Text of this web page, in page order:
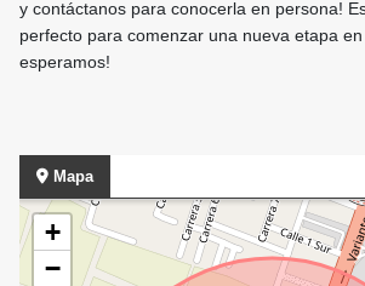
y contáctanos para conocerla en persona!
perfecto para comenzar una nueva etapa en
esperamos!
Mapa
+
−